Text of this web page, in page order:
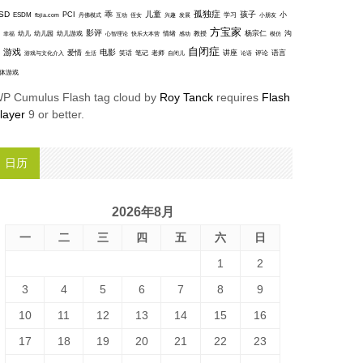
ESDM fbjia.com PCI 丹佛模式 乖 互动 侄女 儿童 兴趣 发展 孤独症 学习 孩子 小朋友 小
幸福 幼儿 幼儿园 幼儿游戏 影评 心智理论 快乐大本营 情绪 感动 教授 方宝家 杨宗仁 模仿 沟
游戏 游戏与文化介入 爱情 生活 电影 笑话 笔记 老师 自闭儿 自闭症 讲座 论语 评论 语言
游戏
Cumulus Flash tag cloud by Roy Tanck requires Flash
9 or better.
日历
2026年8月
一 二 三 四 五 六
日
1
2
3
4 5 6 7 8
9
10
11 12 13 14 15
16
17
18 19 20 21 22
23